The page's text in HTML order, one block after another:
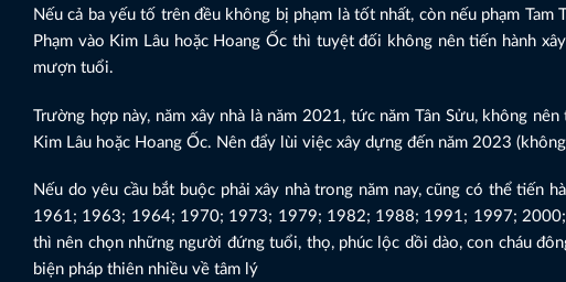
Nếu cả ba yếu tố trên đều không bị phạm là tốt nhất, còn nếu phạm
Phạm vào Kim Lâu hoặc Hoang Ốc thì tuyệt đối không nên tiến hành
mượn tuổi.
Trường hợp này, năm xây nhà là năm 2021, tức năm Tân Sửu, không
Kim Lâu hoặc Hoang Ốc. Nên đẩy lùi việc xây dựng đến năm 2023
Nếu do yêu cầu bắt buộc phải xây nhà trong năm nay, cũng có thể
1961; 1963; 1964; 1970; 1973; 1979; 1982; 1988; 1991; 1997; 2000;
thì nên chọn những người đứng tuổi, thọ, phúc lộc dồi dào, con cháu
biện pháp thiên nhiều về tâm lý